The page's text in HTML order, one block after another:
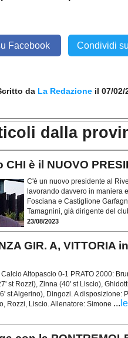
Facebook Condividi
da La Redazione il 07/02/
dalla
è il NUOVO
C'è un nuovo presidente al
lavorando davvero in maniera
Fosciana e Castiglione
Tamagnini, già dirigente del
23/08/2023
GIR. A, VITTORIA
Calcio Altopascio 0-1 PRATO 2000:
st Rozzi), Zinna (40' st Liscio),
st Algerino), Dingozi. A disposizione:
Rozzi, Liscio. Allenatore: Simone ...